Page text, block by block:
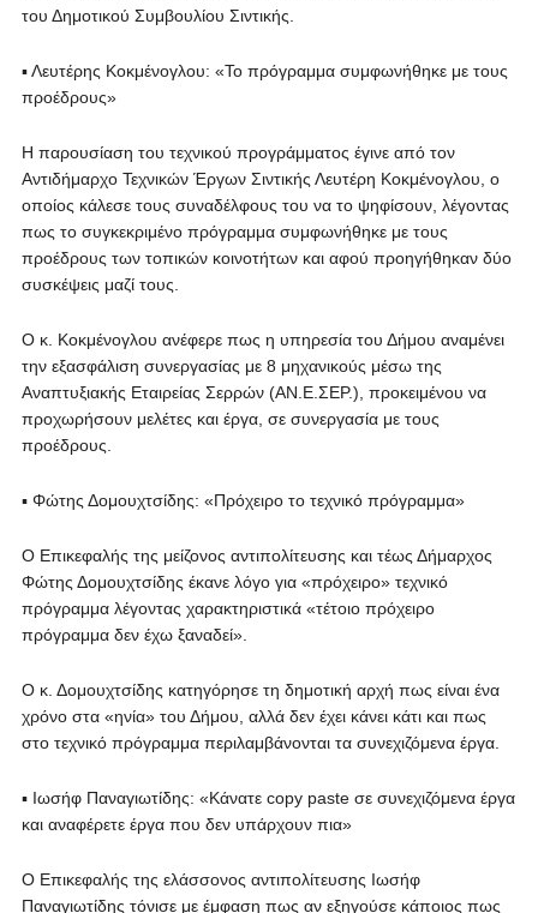
του Δημοτικού Συμβουλίου Σιντικής.
▪ Λευτέρης Κοκμένογλου: «Το πρόγραμμα συμφωνήθηκε με τους
προέδρους»
Η παρουσίαση του τεχνικού προγράμματος έγινε από τον
Αντιδήμαρχο Τεχνικών Έργων Σιντικής Λευτέρη Κοκμένογλου, ο
οποίος κάλεσε τους συναδέλφους του να το ψηφίσουν, λέγοντας
πως το συγκεκριμένο πρόγραμμα συμφωνήθηκε με τους
προέδρους των τοπικών κοινοτήτων και αφού προηγήθηκαν δύο
συσκέψεις μαζί τους.
Ο κ. Κοκμένογλου ανέφερε πως η υπηρεσία του Δήμου αναμένει
την εξασφάλιση συνεργασίας με 8 μηχανικούς μέσω της
Αναπτυξιακής Εταιρείας Σερρών (ΑΝ.Ε.ΣΕΡ.), προκειμένου να
προχωρήσουν μελέτες και έργα, σε συνεργασία με τους
προέδρους.
▪ Φώτης Δομουχτσίδης: «Πρόχειρο το τεχνικό πρόγραμμα»
Ο Επικεφαλής της μείζονος αντιπολίτευσης και τέως Δήμαρχος
Φώτης Δομουχτσίδης έκανε λόγο για «πρόχειρο» τεχνικό
πρόγραμμα λέγοντας χαρακτηριστικά «τέτοιο πρόχειρο
πρόγραμμα δεν έχω ξαναδεί».
Ο κ. Δομουχτσίδης κατηγόρησε τη δημοτική αρχή πως είναι ένα
χρόνο στα «ηνία» του Δήμου, αλλά δεν έχει κάνει κάτι και πως
στο τεχνικό πρόγραμμα περιλαμβάνονται τα συνεχιζόμενα έργα.
▪ Ιωσήφ Παναγιωτίδης: «Κάνατε copy paste σε συνεχιζόμενα έργα
και αναφέρετε έργα που δεν υπάρχουν πια»
Ο Επικεφαλής της ελάσσονος αντιπολίτευσης Ιωσήφ
Παναγιωτίδης τόνισε με έμφαση πως αν εξηγούσε κάποιος πως